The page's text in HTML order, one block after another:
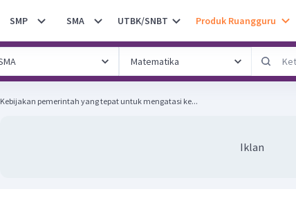
SMP SMA UTBK/SNBT Produk Ruangguru
Kebijakan pemerintah yang tepat untuk mengatasi ke...
Iklan